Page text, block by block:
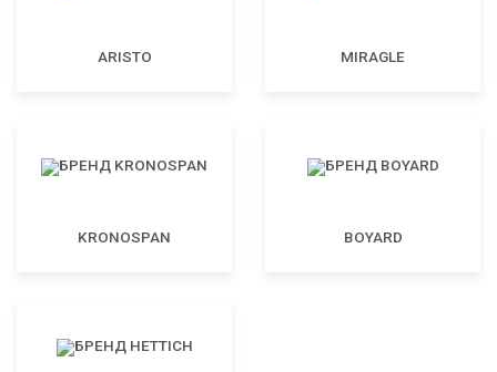
ARISTO MIRAGLE
KRONOSPAN BOYARD